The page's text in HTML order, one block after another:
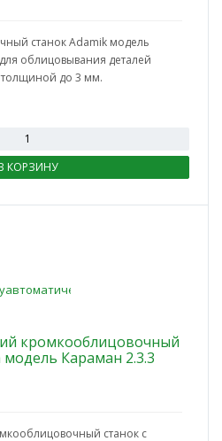
станок Adamik модель
облицовывания деталей
до 3 мм.
КОРЗИНУ
кромкооблицовочный
Караман 2.3.3
станок с